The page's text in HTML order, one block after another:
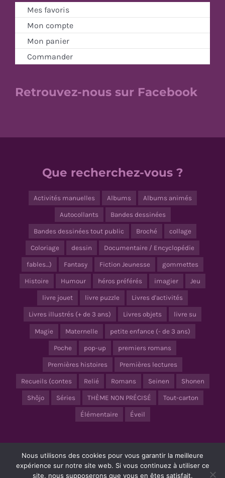
Mes favoris
Mon compte
Mon panier
Commander
Retrouvez-nous sur Facebook
Que recherchez-vous ?
Activités manuelles Albums Albums animés
Autocollants Bandes dessinées
Bandes dessinées tout public Broché collage
Coloriage dessin Documentaire / Encyclopédie
fables…) Fantasy Fiction Jeunesse gommettes
Histoire Humour héros préférés imagier Jeu
livre jouet livre puzzle Livres d'activités
Livres illustrés (+ de 3 ans) Livres objets livre su
Magie Maternelle petite enfance (- de 3 ans)
Poche pop-up premiers romans
Premières histoires Premières lectures
Recueils (contes Relié Romans Seinen Shonen
Shôjo Séries THÈME NON PRÉCISÉ Tout-carton
Élémentaire Éveil
Mentions Légales – Tous droits réservés |
Nous utilisons des cookies pour vous garantir la meilleure
expérience sur notre site web. Si vous continuez à utiliser ce
site, nous supposerons que vous en êtes satisfait.